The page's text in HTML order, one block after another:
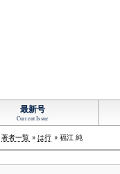
最新号
Current Issue
著者一覧 »は行 » 福江 純